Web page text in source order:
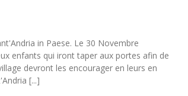
in Paese. Le 30 Novembre
enfants qui iront taper aux portes afin de
devront les encourager en leurs en
[...]